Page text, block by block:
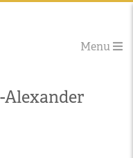
Menu
Alexander